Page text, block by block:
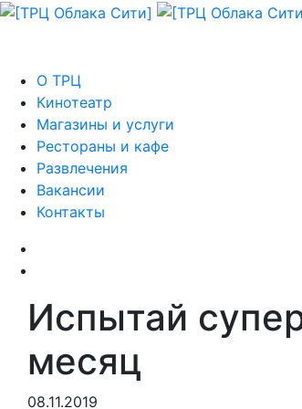
О ТРЦ
Кинотеатр
Магазины и услуги
Рестораны и кафе
Развлечения
Вакансии
Контакты
Испытай
месяц
08.11.2019